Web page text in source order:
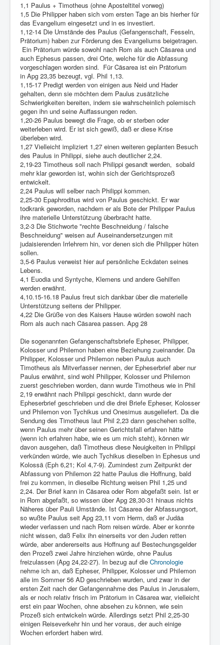
1,1 Paulus + Timotheus (ohne Aposteltitel vorweg)
1,5 Die Philipper haben sich vom ersten Tage an bis hierher für
das Evangelium eingesetzt und in es investiert.
1,12-14 Die Umstände des Paulus (Gefangenschaft, Fesseln,
Prätorium) haben zur Förderung des Evangeliums beigetragen.
Ein Prätorium würde sowohl nach Rom als auch Cäsarea und
auch Ephesus passen, drei Orte, welche für die Abfassung
vorgeschlagen worden sind. Für Cäsarea ist ein Prätorium
in Apg 23,35 bezeugt, vgl. Phil 1,13.
1,15-17 Predigt werden von einigen aus Neid und Hader
gehalten, denn sie möchten dem Paulus zusätzliche
Schwierigkeiten bereiten, indem sie wahrscheinlich polemisch
gegen ihn und seine Auffassungen reden.
1,20-26 Paulus bewegt die Frage, ob er sterben oder
weiterleben wird. Er ist sich gewiß, daß er diese Krise
überleben wird.
1,27 Vielleicht impliziert 1,27 einen weiteren geplanten Besuch
des Paulus in Philippi, siehe auch deutlicher 2,24.
2,19-23 Timotheus soll nach Philippi gesandt werden, sobald
mehr klar geworden ist, wohin sich der Gerichtsprozeß
entwickelt.
2,24 Paulus will selber nach Philippi kommen.
2,25-30 Epaphroditus wird von Paulus geschickt. Er war
todkrank geworden, nachdem er als Bote der Philipper Paulus
ihre materielle Unterstützung überbracht hatte.
3,2-3 Die Stichworte "rechte Beschneidung / falsche
Beschneidung" weisen auf Auseinandersetzungen mit
judaisierenden Irrlehrern hin, vor denen sich die Philipper hüten
sollen.
3,5-6 Paulus verweist hier auf persönliche Eckdaten seines
Lebens.
4,1 Euodia und Syntyche, Klemens und andere Gehilfen
werden erwähnt.
4,10.15-16.18 Paulus freut sich dankbar über die materielle
Unterstützung seitens der Philipper.
4,22 Die Grüße von des Kaisers Hause würden sowohl nach
Rom als auch nach Cäsarea passen. Apg 28
Die sogenannten Gefangenschaftsbriefe Epheser, Philipper,
Kolosser und Philemon haben eine Beziehung zueinander. Da
Philipper, Kolosser und Philemon neben Paulus auch
Timotheus als Mitverfasser nennen, der Epheserbrief aber nur
Paulus erwähnt, sind wohl Philipper, Kolosser und Philemon
zuerst geschrieben worden, dann wurde Timotheus wie in Phil
2,19 erwähnt nach Philippi geschickt, dann wurde der
Epheserbrief geschrieben und die drei Briefe Epheser, Kolosser
und Philemon von Tychikus und Onesimus ausgeliefert. Da die
Sendung des Timotheus laut Phil 2,23 dann geschehen sollte,
wenn Paulus mehr über seinen Gerichtsfall erfahren hätte
(wenn ich erfahren habe, wie es um mich steht), können wir
davon ausgehen, daß Timotheus diese Neuigkeiten in Philippi
verkünden würde, wie auch Tychikus dieselben in Ephesus und
Kolossä (Eph 6,21; Kol 4,7-9). Zumindest zum Zeitpunkt der
Abfassung von Philemon 22 hatte Paulus die Hoffnung, bald
frei zu kommen, in dieselbe Richtung weisen Phil 1,25 und
2,24. Der Brief kann in Cäsarea oder Rom abgefaßt sein. Ist er
in Rom abgefaßt, so wissen über Apg 28,30-31 hinaus nichts
Näheres über Pauli Umstände. Ist Cäsarea der Abfassungsort,
so wußte Paulus seit Apg 23,11 vom Herrn, daß er Judäa
wieder verlassen und nach Rom reisen würde. Aber er konnte
nicht wissen, daß Felix ihn einerseits vor den Juden retten
würde, aber andererseits aus Hoffnung auf Bestechungsgelder
den Prozeß zwei Jahre hinziehen würde, ohne Paulus
freizulassen (Apg 24,22-27). In bezug auf die Chronologie
nehme ich an, daß Epheser, Philipper, Kolosser und Philemon
alle im Sommer 56 AD geschrieben wurden, und zwar in der
ersten Zeit nach der Gefangennahme des Paulus in Jerusalem,
als er noch relativ frisch im Prätorium in Cäsarea war, vielleicht
erst ein paar Wochen, ohne absehen zu können, wie sein
Prozeß sich entwickeln würde. Allerdings setzt Phil 2,25-30
einigen Reiseverkehr hin und her voraus, der auch einige
Wochen erfordert haben wird.